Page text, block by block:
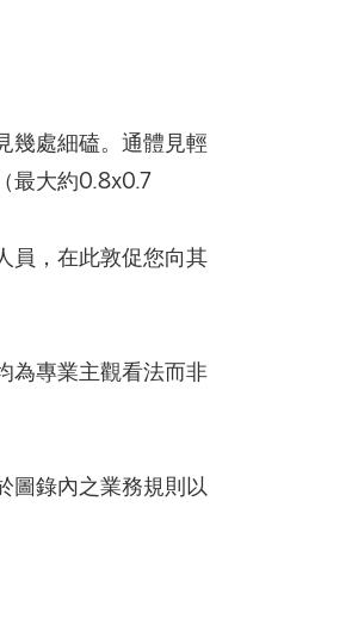
幾處細磕。通體見輕
最大約0.8x0.7
員，在此敦促您向其
為專業主觀看法而非
圖錄內之業務規則以